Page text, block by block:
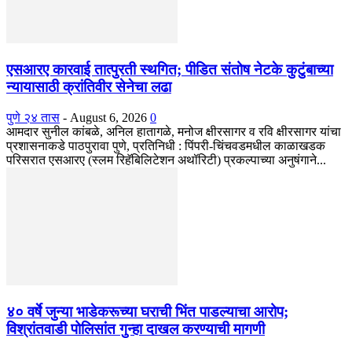
एसआरए कारवाई तात्पुरती स्थगित; पीडित संतोष नेटके कुटुंबाच्या
न्यायासाठी क्रांतिवीर सेनेचा लढा
पुणे २४ तास - August 6, 2026 0
आमदार सुनील कांबळे, अनिल हातागळे, मनोज क्षीरसागर व रवि क्षीरसागर यांचा
प्रशासनाकडे पाठपुरावा पुणे, प्रतिनिधी : पिंपरी-चिंचवडमधील काळाखडक
परिसरात एसआरए (स्लम रिहॅबिलिटेशन अथॉरिटी) प्रकल्पाच्या अनुषंगाने...
४० वर्षे जुन्या भाडेकरूच्या घराची भिंत पाडल्याचा आरोप;
विश्रांतवाडी पोलिसांत गुन्हा दाखल करण्याची मागणी